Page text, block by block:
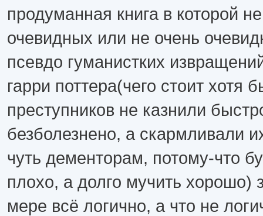
продуманная книга в которой
очевидных или не очень
псевдо гуманистких
гарри поттера(чего стоит хотя
преступников не казнили
безболезнено, а скармливали
чуть дементорам, потому-что
плохо, а долго мучить хорошо)
мере всё логично, а что не